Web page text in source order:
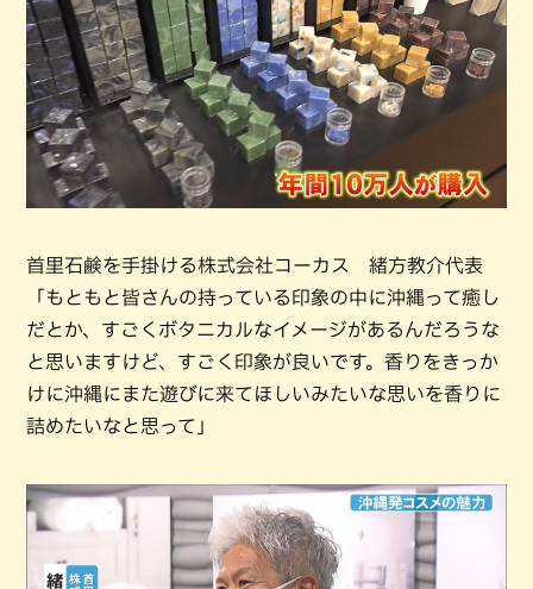
首里石鹸を手掛ける株式会社コーカス 緒方教介代表
「もともと皆さんの持っている印象の中に沖縄って癒し
だとか、すごくボタニカルなイメージがあるんだろうな
と思いますけど、すごく印象が良いです。香りをきっか
けに沖縄にまた遊びに来てほしいみたいな思いを香りに
詰めたいなと思って」